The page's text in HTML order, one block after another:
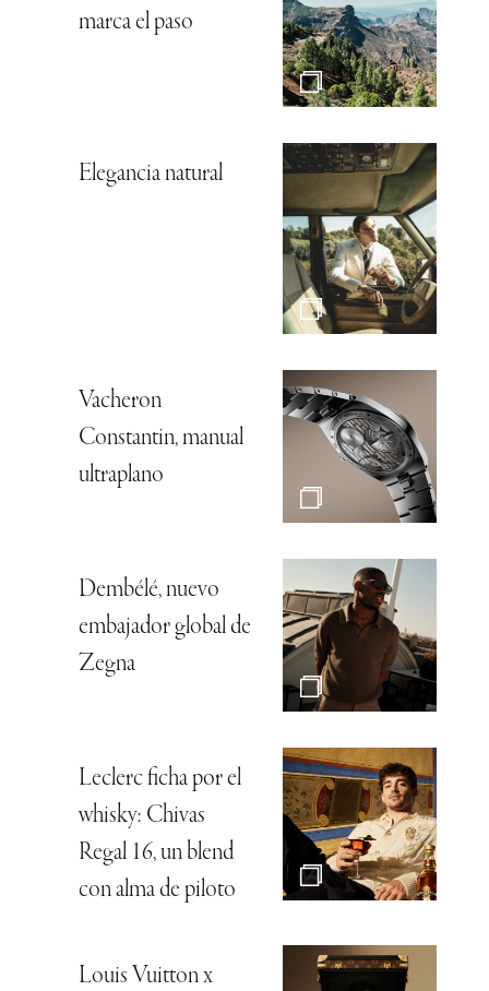
marca el paso
Elegancia natural
Vacheron
Constantin, manual
ultraplano
Dembélé, nuevo
embajador global de
Zegna
Leclerc ficha por el
whisky: Chivas
Regal 16, un blend
con alma de piloto
Louis Vuitton x